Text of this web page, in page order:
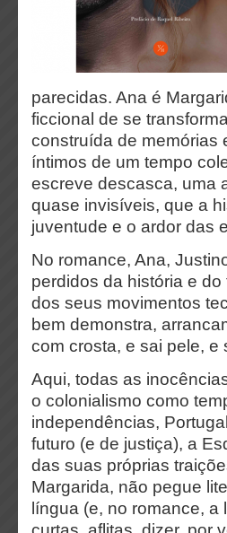
parecidas. Ana é
ficcional de se
construída de memórias
íntimos de um tempo
escreve descasca, uma
quase invisíveis, que a
juventude e o ardor das
No romance, Ana,
perdidos da história e
dos seus movimentos
bem demonstra,
com crosta, e sai pele, e
Aqui, todas as
o colonialismo como
independências,
futuro (e de justiça), a
das suas próprias
Margarida, não pegue
língua (e, no romance,